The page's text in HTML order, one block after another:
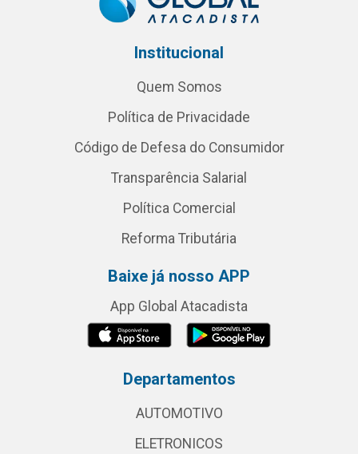
Institucional
Quem Somos
Política de Privacidade
Código de Defesa do Consumidor
Transparência Salarial
Política Comercial
Reforma Tributária
Baixe já nosso APP
App Global Atacadista
Departamentos
AUTOMOTIVO
ELETRONICOS